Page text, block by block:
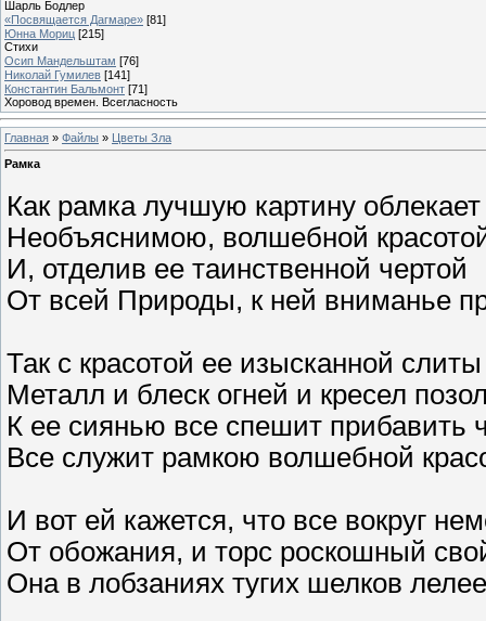
Шарль Бодлер
«Посвящается Дагмаре» [81]
Юнна Мориц [215]
Стихи
Осип Мандельштам [76]
Николай Гумилев [141]
Константин Бальмонт [71]
Хоровод времен. Всегласность
Главная » Файлы » Цветы Зла
Рамка
Как рамка лучшую картину облекает
Необъяснимою, волшебной
И, отделив ее таинственной чертой
От всей Природы, к ней вниманье
Так с красотой ее изысканной слиты
Металл и блеск огней и кресел
К ее сиянью все спешит прибавить
Все служит рамкою волшебной
И вот ей кажется, что все вокруг
От обожания, и торс роскошный
Она в лобзаниях тугих шелков